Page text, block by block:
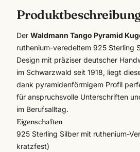
Der Waldmann Tango Pyramid
ruthenium-veredeltem 925 Sterling
Design mit präziser deutscher
im Schwarzwald seit 1918, liegt
dank pyramidenförmigem Profil
für anspruchsvolle Unterschriften
im Berufsalltag.
Eigenschaften
925 Sterling Silber mit ruthenium-
kratzfest)